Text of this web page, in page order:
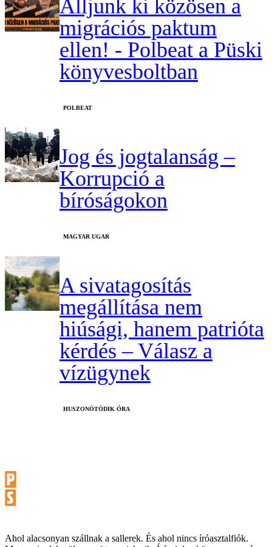
Álljunk ki közösen a
migrációs paktum
ellen! - Polbeat a Püski
könyvesboltban
‎POLBEAT
Jog és jogtalanság –
Korrupció a
bíróságokon
MAGYAR UGAR
A sivatagosítás
megállítása nem
hiúsági, hanem patrióta
kérdés – Válasz a
vízügynek
HUSZONÖTÖDIK ÓRA
Ahol alacsonyan szállnak a sallerek. És ahol nincs íróasztalfiók.